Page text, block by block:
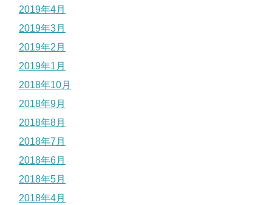
2019年4月
2019年3月
2019年2月
2019年1月
2018年10月
2018年9月
2018年8月
2018年7月
2018年6月
2018年5月
2018年4月